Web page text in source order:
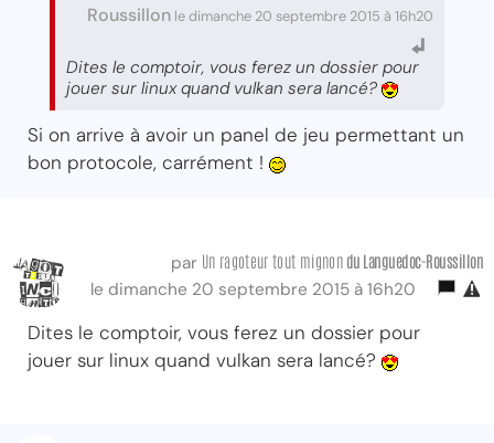
Roussillon le dimanche 20 septembre 2015 à 16h20
Dites le comptoir, vous ferez un dossier pour
jouer sur linux quand vulkan sera lancé?
Si on arrive à avoir un panel de jeu permettant un
bon protocole, carrément !
par Un ragoteur tout mignon du Languedoc-Roussillon
le dimanche 20 septembre 2015 à 16h20
Dites le comptoir, vous ferez un dossier pour
jouer sur linux quand vulkan sera lancé?